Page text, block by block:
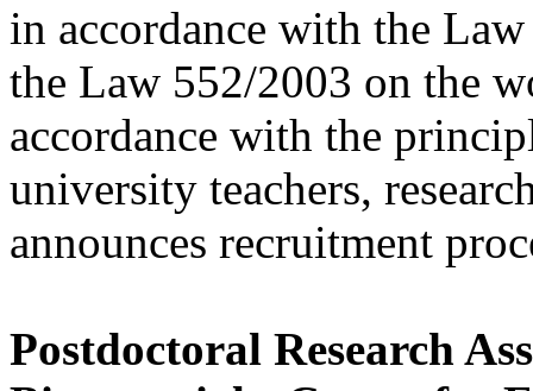
in accordance with the
the Law 552/2003 on the
accordance with the
university teachers,
announces recruitment
Postdoctoral Research